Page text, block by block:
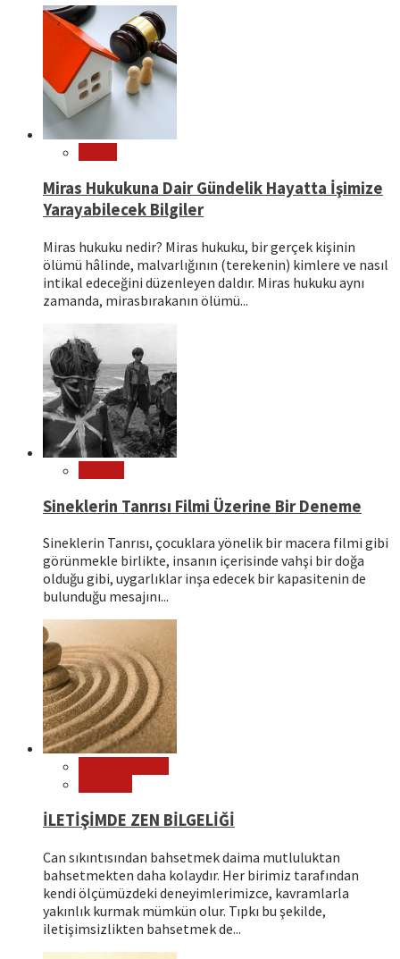
Miras Hukukuna Dair Gündelik Hayatta İşimize
Yarayabilecek Bilgiler
Miras hukuku nedir? Miras hukuku, bir gerçek kişinin
ölümü hâlinde, malvarlığının (terekenin) kimlere ve nasıl
intikal edeceğini düzenleyen daldır. Miras hukuku aynı
zamanda, mirasbırakanın ölümü...
Sineklerin Tanrısı Filmi Üzerine Bir Deneme
Sineklerin Tanrısı, çocuklara yönelik bir macera filmi gibi
görünmekle birlikte, insanın içerisinde vahşi bir doğa
olduğu gibi, uygarlıklar inşa edecek bir kapasitenin de
bulunduğu mesajını...
İLETİŞİMDE ZEN BİLGELİĞİ
Can sıkıntısından bahsetmek daima mutluluktan
bahsetmekten daha kolaydır. Her birimiz tarafından
kendi ölçümüzdeki deneyimlerimizce, kavramlarla
yakınlık kurmak mümkün olur. Tıpkı bu şekilde,
iletişimsizlikten bahsetmek de...